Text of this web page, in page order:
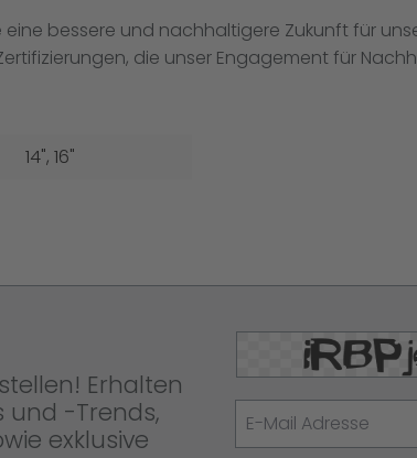
eine bessere und nachhaltigere Zukunft für
die unser Engagement für
14", 16"
Erhalten
und -Trends,
exklusive